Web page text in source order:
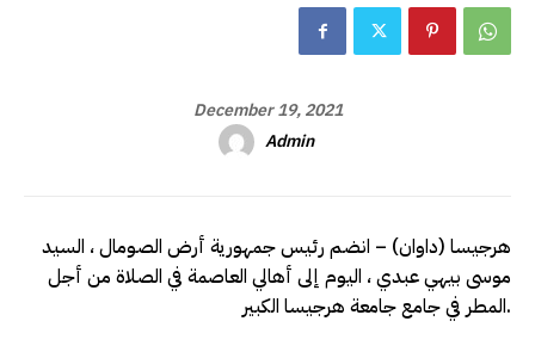
December 19, 2021
Admin
هرجيسا (داوان) – انضم رئيس جمهورية أرض الصومال ، السيد
موسى بيهي عبدي ، اليوم إلى أهالي العاصمة في الصلاة من أجل
المطر في جامع جامعة هرجيسا الكبير.